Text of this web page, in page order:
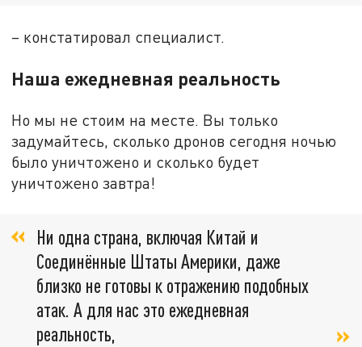
– констатировал специалист.
Наша ежедневная реальность
Но мы не стоим на месте. Вы только
задумайтесь, сколько дронов сегодня ночью
было уничтожено и сколько будет
уничтожено завтра!
Ни одна страна, включая Китай и
Соединённые Штаты Америки, даже
близко не готовы к отражению подобных
атак. А для нас это ежедневная
реальность,